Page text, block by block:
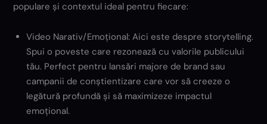
populare și contextul ideal pentru fiecare:
Video Narativ/Emoțional: Aici este despre storytelling.
Spui o poveste care rezonează cu valorile publicului
tău. Perfect pentru lansări majore de brand sau
campanii de conștientizare care vor să creeze o
legătură profundă și să maximizeze impactul
emoțional.